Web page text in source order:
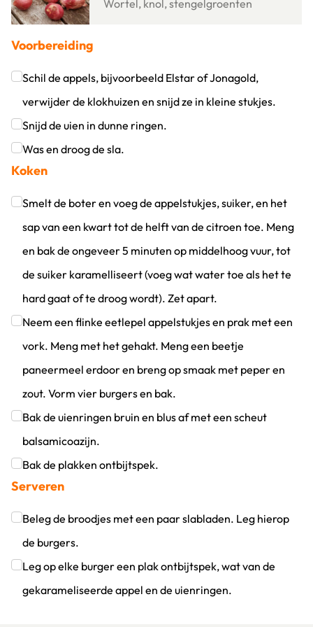
Wortel, knol, stengelgroenten
Voorbereiding
Schil de appels, bijvoorbeeld Elstar of Jonagold,
verwijder de klokhuizen en snijd ze in kleine stukjes.
Klik om dit selectievakje aan te vinken
Snijd de uien in dunne ringen.
Klik om dit selectievakje aan te vinken
Was en droog de sla.
Klik om dit selectievakje aan te vinken
Koken
Smelt de boter en voeg de appelstukjes, suiker, en het
sap van een kwart tot de helft van de citroen toe. Meng
en bak de ongeveer 5 minuten op middelhoog vuur, tot
de suiker karamelliseert (voeg wat water toe als het te
hard gaat of te droog wordt). Zet apart.
Klik om dit selectievakje aan te vinken
Neem een flinke eetlepel appelstukjes en prak met een
vork. Meng met het gehakt. Meng een beetje
paneermeel erdoor en breng op smaak met peper en
zout. Vorm vier burgers en bak.
Klik om dit selectievakje aan te vinken
Bak de uienringen bruin en blus af met een scheut
balsamicoazijn.
Klik om dit selectievakje aan te vinken
Bak de plakken ontbijtspek.
Klik om dit selectievakje aan te vinken
Serveren
Beleg de broodjes met een paar slabladen. Leg hierop
de burgers.
Klik om dit selectievakje aan te vinken
Leg op elke burger een plak ontbijtspek, wat van de
gekarameliseerde appel en de uienringen.